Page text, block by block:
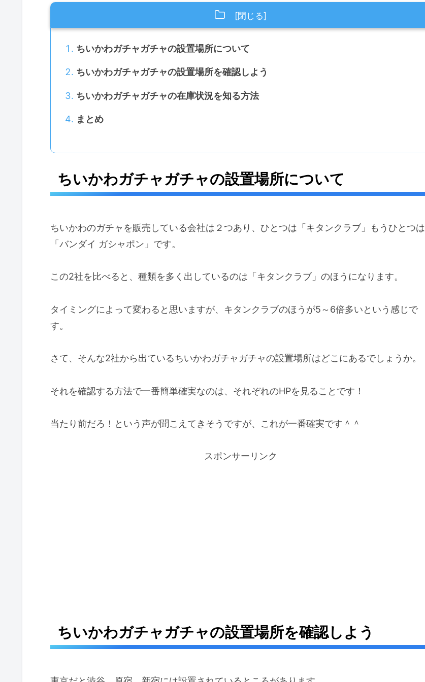
ちいかわガチャガチャの設置場所について
ちいかわガチャガチャの設置場所を確認しよう
ちいかわガチャガチャの在庫状況を知る方法
まとめ
ちいかわガチャガチャの設置場所について
ちいかわのガチャを販売している会社は２つあり、ひとつは「キタンクラブ」もうひとつは
「バンダイ ガシャポン」です。
この2社を比べると、種類を多く出しているのは「キタンクラブ」のほうになります。
タイミングによって変わると思いますが、キタンクラブのほうが5～6倍多いという感じで
す。
さて、そんな2社から出ているちいかわガチャガチャの設置場所はどこにあるでしょうか。
それを確認する方法で一番簡単確実なのは、それぞれのHPを見ることです！
当たり前だろ！という声が聞こえてきそうですが、これが一番確実です＾＾
スポンサーリンク
ちいかわガチャガチャの設置場所を確認しよう